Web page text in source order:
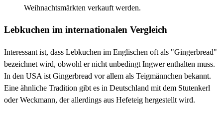
Weihnachtsmärkten verkauft werden.
Lebkuchen im internationalen Vergleich
Interessant ist, dass Lebkuchen im Englischen oft als "Gingerbread"
bezeichnet wird, obwohl er nicht unbedingt Ingwer enthalten muss.
In den USA ist Gingerbread vor allem als Teigmännchen bekannt.
Eine ähnliche Tradition gibt es in Deutschland mit dem Stutenkerl
oder Weckmann, der allerdings aus Hefeteig hergestellt wird.